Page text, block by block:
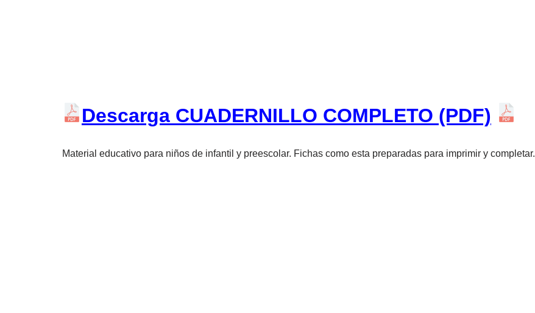
Descarga CUADERNILLO COMPLETO (PDF)
Material educativo para niños de infantil y preescolar. Fichas como esta preparadas para imprimir y completar.